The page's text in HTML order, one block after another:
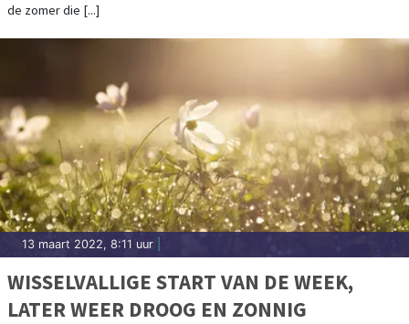
de zomer die [...]
13 maart 2022, 8:11 uur
WISSELVALLIGE START VAN DE WEEK,
LATER WEER DROOG EN ZONNIG